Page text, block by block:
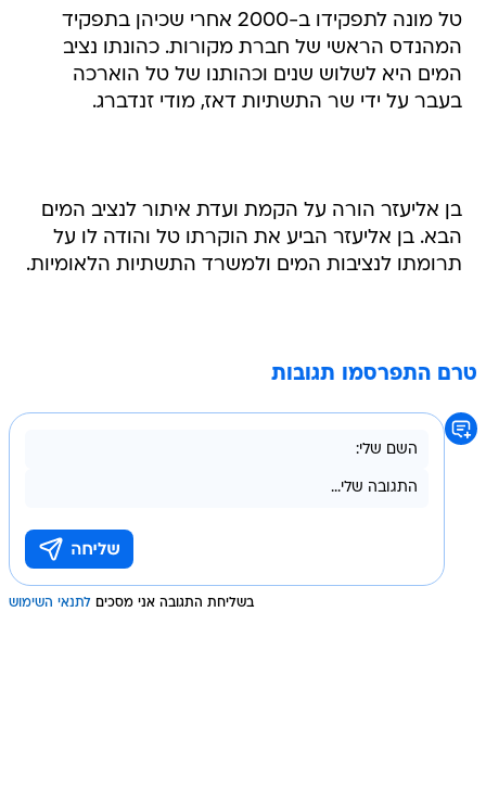
טל מונה לתפקידו ב-2000 אחרי שכיהן בתפקיד
המהנדס הראשי של חברת מקורות. כהונתו נציב
המים היא לשלוש שנים וכהותנו של טל הוארכה
בעבר על ידי שר התשתיות דאז, מודי זנדברג.
בן אליעזר הורה על הקמת ועדת איתור לנציב המים
הבא. בן אליעזר הביע את הוקרתו טל והודה לו על
תרומתו לנציבות המים ולמשרד התשתיות הלאומיות.
טרם התפרסמו תגובות
בשליחת התגובה אני מסכים לתנאי השימוש